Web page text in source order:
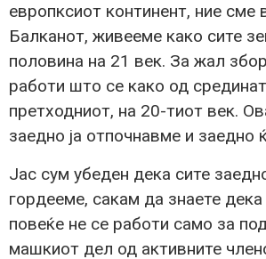
европксиот континент, ние сме
Балканот, живееме како сите
половина на 21 век. За жал
работи што се како од
претходниот, на 20-тиот век.
заедно ја отпочнавме и заедно
Јас сум убеден дека сите
гордееме, сакам да знаете
повеќе не се работи само за
машкиот дел од активните